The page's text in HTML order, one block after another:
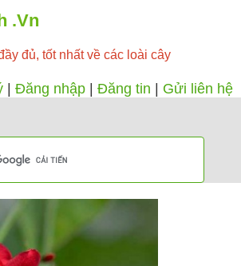
.Vn
đủ, tốt nhất về các loài cây
Đăng nhập Đăng tin Gửi liên hệ